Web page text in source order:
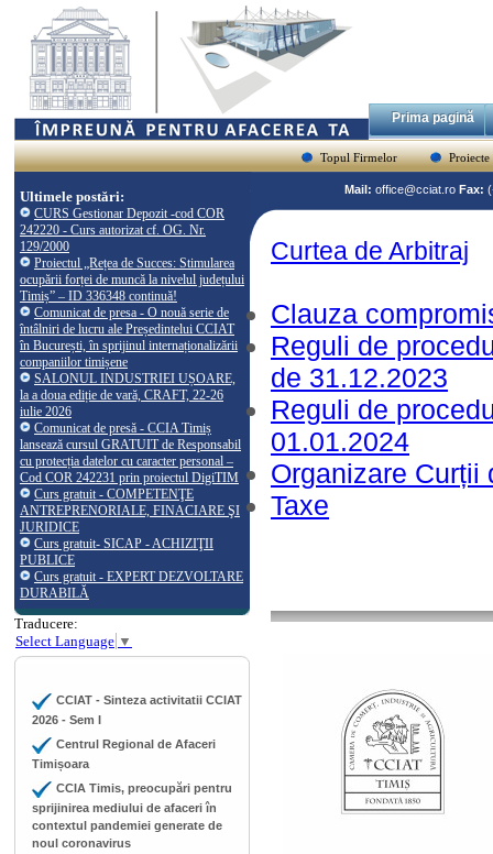
Prima pagină
Topul Firmelor Proiecte
Ultimele postări:
CURS Gestionar Depozit -cod COR
242220 - Curs autorizat cf. OG. Nr.
129/2000
Proiectul „Rețea de Succes: Stimularea
ocupării forței de muncă la nivelul județului
Timiș” – ID 336348 continuă!
Comunicat de presa - O nouă serie de
întâlniri de lucru ale Președintelui CCIAT
în București, în sprijinul internaționalizării
companiilor timișene
SALONUL INDUSTRIEI UȘOARE,
la a doua ediție de vară, CRAFT, 22-26
iulie 2026
Comunicat de presă - CCIA Timiș
lansează cursul GRATUIT de Responsabil
cu protecția datelor cu caracter personal –
Cod COR 242231 prin proiectul DigiTIM
Curs gratuit - COMPETENŢE
ANTREPRENORIALE, FINACIARE ŞI
JURIDICE
Curs gratuit- SICAP - ACHIZIŢII
PUBLICE
Curs gratuit - EXPERT DEZVOLTARE
DURABILĂ
Traducere:
Select Language ▼
CCIAT - Sinteza activitatii CCIAT
2026 - Sem I
Centrul Regional de Afaceri
Timișoara
CCIA Timis, preocupări pentru
sprijinirea mediului de afaceri în
contextul pandemiei generate de
noul coronavirus
Mail: office@cciat.ro Fax:
Curtea de Arbitraj
Clauza
Reguli de
de 31.12.2023
Reguli de
01.01.2024
Organizare Curții
Taxe